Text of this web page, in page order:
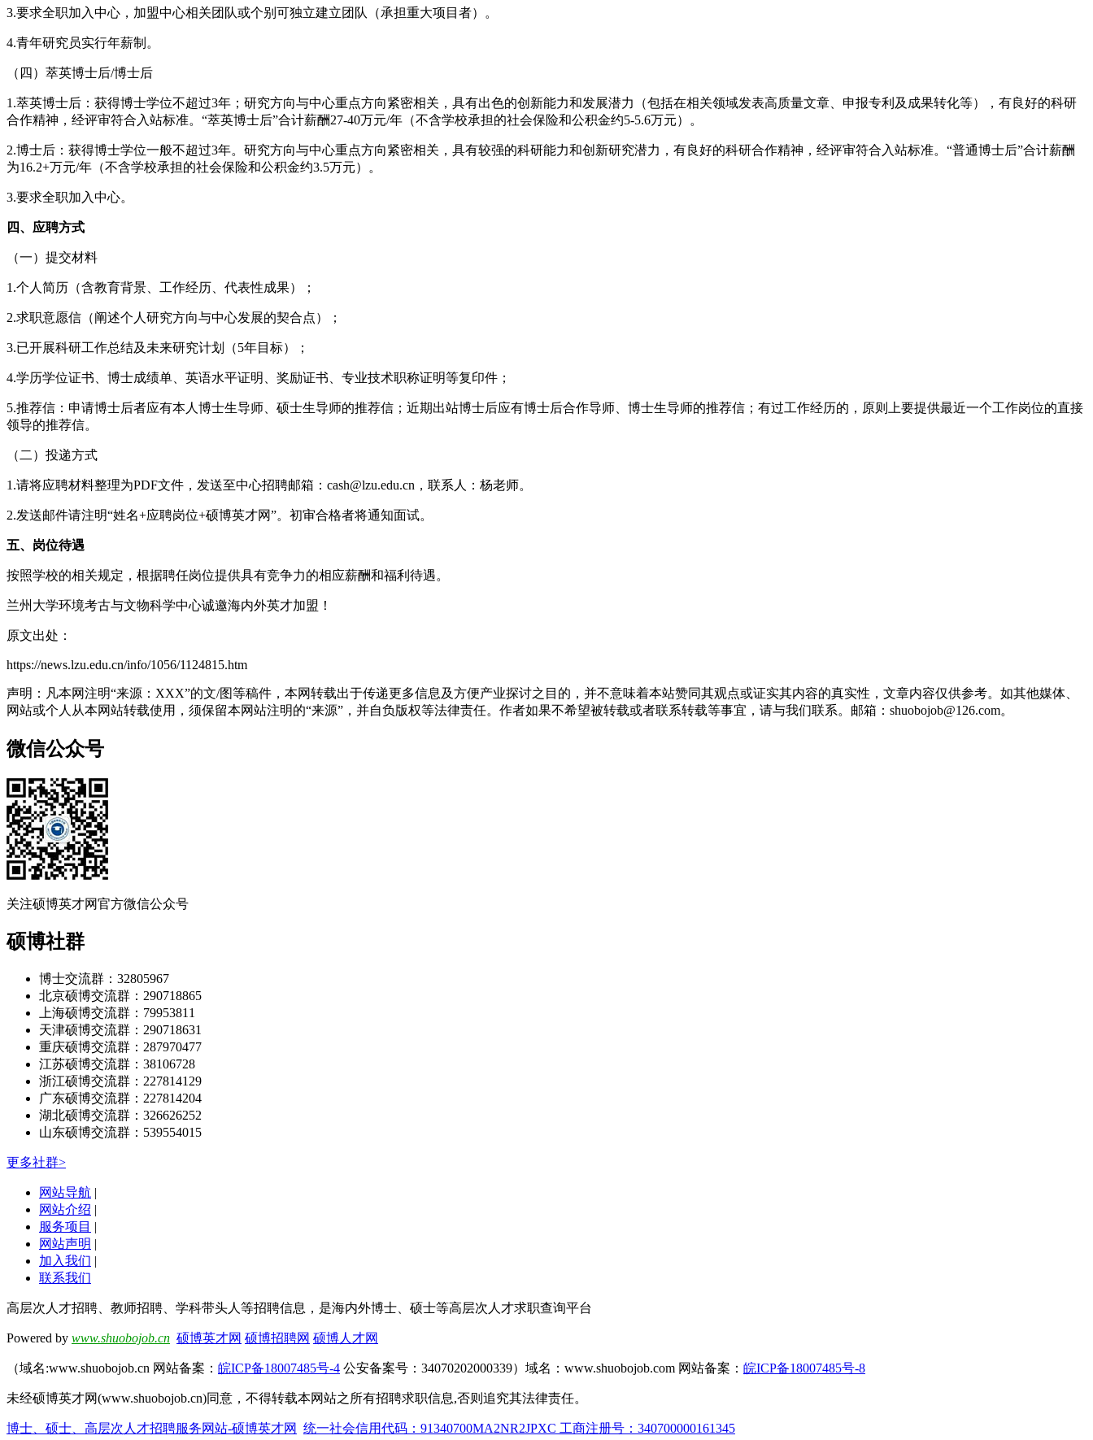
3.要求全职加入中心，加盟中心相关团队或个别可独立建立团队（承担重大项目者）。
4.青年研究员实行年薪制。
（四）萃英博士后/博士后
1.萃英博士后：获得博士学位不超过3年；研究方向与中心重点方向紧密相关，具有出色的创新能力和发展潜力（包括在相关领域发表高质量文章、申报专利及成果转化等），有良好的科研
合作精神，经评审符合入站标准。“萃英博士后”合计薪酬27-40万元/年（不含学校承担的社会保险和公积金约5-5.6万元）。
2.博士后：获得博士学位一般不超过3年。研究方向与中心重点方向紧密相关，具有较强的科研能力和创新研究潜力，有良好的科研合作精神，经评审符合入站标准。“普通博士后”合计薪酬
为16.2+万元/年（不含学校承担的社会保险和公积金约3.5万元）。
3.要求全职加入中心。
四、应聘方式
（一）提交材料
1.个人简历（含教育背景、工作经历、代表性成果）；
2.求职意愿信（阐述个人研究方向与中心发展的契合点）；
3.已开展科研工作总结及未来研究计划（5年目标）；
4.学历学位证书、博士成绩单、英语水平证明、奖励证书、专业技术职称证明等复印件；
5.推荐信：申请博士后者应有本人博士生导师、硕士生导师的推荐信；近期出站博士后应有博士后合作导师、博士生导师的推荐信；有过工作经历的，原则上要提供最近一个工作岗位的直接
领导的推荐信。
（二）投递方式
1.请将应聘材料整理为PDF文件，发送至中心招聘邮箱：cash@lzu.edu.cn，联系人：杨老师。
2.发送邮件请注明“姓名+应聘岗位+硕博英才网”。初审合格者将通知面试。
五、岗位待遇
按照学校的相关规定，根据聘任岗位提供具有竞争力的相应薪酬和福利待遇。
兰州大学环境考古与文物科学中心诚邀海内外英才加盟！
原文出处：
https://news.lzu.edu.cn/info/1056/1124815.htm
声明：凡本网注明“来源：XXX”的文/图等稿件，本网转载出于传递更多信息及方便产业探讨之目的，并不意味着本站赞同其观点或证实其内容的真实性，文章内容仅供参考。如其他媒体、
网站或个人从本网站转载使用，须保留本网站注明的“来源”，并自负版权等法律责任。作者如果不希望被转载或者联系转载等事宜，请与我们联系。邮箱：shuobojob@126.com。
微信公众号
关注硕博英才网官方微信公众号
硕博社群
博士交流群：32805967
北京硕博交流群：290718865
上海硕博交流群：79953811
天津硕博交流群：290718631
重庆硕博交流群：287970477
江苏硕博交流群：38106728
浙江硕博交流群：227814129
广东硕博交流群：227814204
湖北硕博交流群：326626252
山东硕博交流群：539554015
更多社群>
网站导航 |
网站介绍 |
服务项目 |
网站声明 |
加入我们 |
联系我们
高层次人才招聘、教师招聘、学科带头人等招聘信息，是海内外博士、硕士等高层次人才求职查询平台
Powered by www.shuobojob.cn 硕博英才网 硕博招聘网 硕博人才网
（域名:www.shuobojob.cn 网站备案： 皖ICP备18007485号-4 公安备案号：34070202000339）域名：www.shuobojob.com 网站备案： 皖ICP备18007485号-8
未经硕博英才网(www.shuobojob.cn)同意，不得转载本网站之所有招聘求职信息,否则追究其法律责任。
博士、硕士、高层次人才招聘服务网站-硕博英才网 统一社会信用代码：91340700MA2NR2JPXC 工商注册号：340700000161345